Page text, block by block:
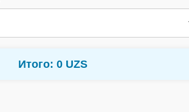
Итого: 0 UZS